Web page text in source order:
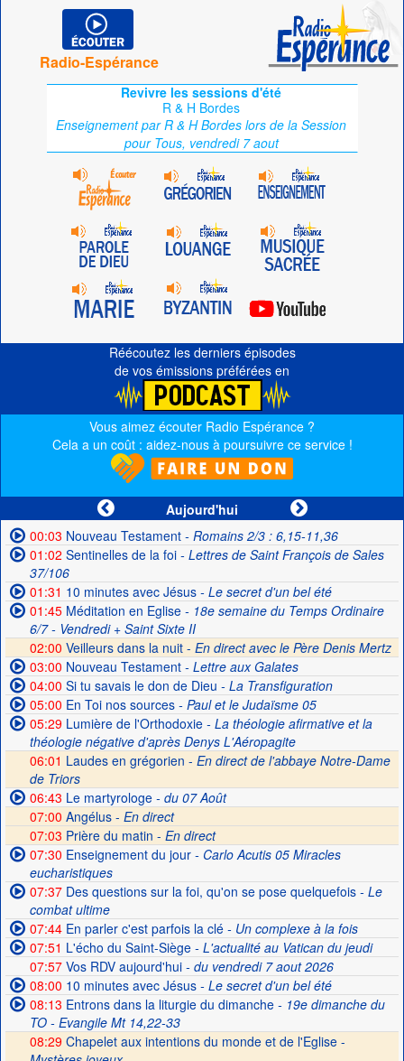
Radio-Espérance
Revivre les sessions d'été
R & H Bordes
Enseignement par R & H Bordes lors de la Session
pour Tous, vendredi 7 aout
Réécoutez les derniers épisodes
de vos émissions préférées en
Vous aimez écouter Radio Espérance ?
Cela a un coût : aidez-nous à poursuivre ce service !
Aujourd'hui
00:03 Nouveau Testament- Romains 2/3 : 6,15-11,36
01:02 Sentinelles de la foi- Lettres de Saint François de Sales
37/106
01:31 10 minutes avec Jésus- Le secret d'un bel été
01:45Méditation en Eglise- 18e semaine du Temps Ordinaire
6/7 - Vendredi + Saint Sixte II
02:00 Veilleurs dans la nuit - En direct avec le Père Denis Mertz
03:00 Nouveau Testament- Lettre aux Galates
04:00 Si tu savais le don de Dieu - La Transfiguration
05:00 En Toi nos sources- Paul et le Judaïsme 05
05:29Lumière de l'Orthodoxie- La théologie afirmative et la
théologie négative d'après Denys L'Aéropagite
06:01 Laudes en grégorien - En direct de l'abbaye Notre-Dame
de Triors
06:43 Le martyrologe- du 07 Août
07:00 Angélus - En direct
07:03 Prière du matin - En direct
07:30 Enseignement du jour- Carlo Acutis 05 Miracles
eucharistiques
07:37Des questions sur la foi, qu'on se pose quelquefois- Le
combat ultime
07:44En parler c'est parfois la clé- Un complexe à la fois
07:51 L'écho du Saint-Siège- L'actualité au Vatican du jeudi
07:57Vos RDV aujourd'hui- du vendredi 7 aout 2026
08:00 10 minutes avec Jésus- Le secret d'un bel été
08:13 Entrons dans la liturgie du dimanche- 19e dimanche du
TO - Evangile Mt 14,22-33
08:29 Chapelet aux intentions du monde et de l'Eglise -